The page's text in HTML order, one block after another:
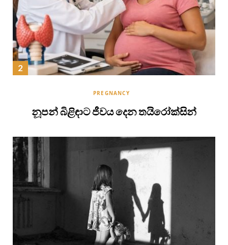
PREGNANCY
නූපන් බිළිඳාට ජීවය දෙන තයිරෝක්සින්